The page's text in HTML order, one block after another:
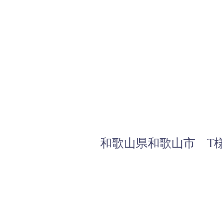
和歌山県和歌山市 T